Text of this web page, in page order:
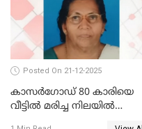
ആശുപത്രിയിലെത്തിച്ചു
Posted On 21-12-2025
കാസർഗോഡ് 80 കാരിയെ
വീട്ടിൽ മരിച്ച നിലയിൽ